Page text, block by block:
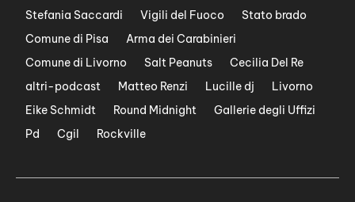
Stefania Saccardi
Vigili del Fuoco
Stato brado
Comune di Pisa
Arma dei Carabinieri
Comune di Livorno
Salt Peanuts
Cecilia Del Re
altri-podcast
Matteo Renzi Lucille dj
Livorno
Eike Schmidt
Round Midnight
Gallerie degli Uffizi
Pd
Cgil Rockville